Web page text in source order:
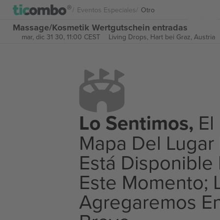
Eventos Especiales Otro
Massage/Kosmetik Wertgutschein entradas
mar, dic 31 30, 11:00 CEST Living Drops, Hart bei Graz, Austria
Lo Sentimos, El
Mapa Del Lugar
Está Disponible
Este Momento;
Agregaremos